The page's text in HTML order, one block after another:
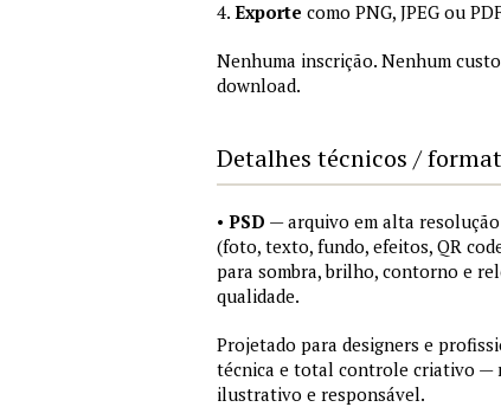
4. Exporte como PNG, JPEG ou
Nenhuma inscrição. Nenhum
download.
Detalhes técnicos /
• PSD — arquivo em alta resolução
(foto, texto, fundo, efeitos, QR
para sombra, brilho, contorno e
qualidade.
Projetado para designers e
técnica e total controle criativo —
ilustrativo e responsável.